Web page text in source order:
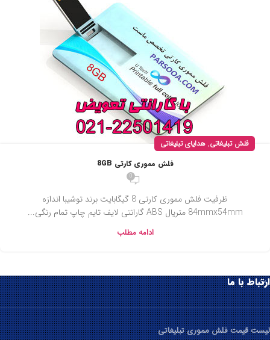
فلش تبلیغاتی, هدایای تبلیغاتی
فلش مموری کارتی 8GB
0
ظرفیت فلش مموری کارتی 8 گیگابایت برند توشیبا اندازه
84mmx54mm متریال ABS گارانتی لایف تایم چاپ تمام رنگی...
ادامه مطلب
ارتباط با ما
لیست قیمت فلش مموری تبلیغاتی